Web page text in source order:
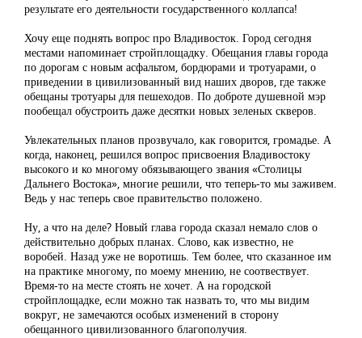
результате его деятельности государственного коллапса!
Хочу еще поднять вопрос про Владивосток. Город сегодня
местами напоминает стройплощадку. Обещания главы города
по дорогам с новым асфальтом, бордюрами и тротуарами, о
приведении в цивилизованный вид наших дворов, где также
обещаны тротуары для пешеходов. По доброте душевной мэр
пообещал обустроить даже десятки новых зеленых скверов.
Увлекательных планов прозвучало, как говорится, громадье. А
когда, наконец, решился вопрос присвоения Владивостоку
высокого и ко многому обязывающего звания «Столицы
Дальнего Востока», многие решили, что теперь-то мы заживем.
Ведь у нас теперь свое правительство положено.
Ну, а что на деле? Новый глава города сказал немало слов о
действительно добрых планах. Слово, как известно, не
воробей. Назад уже не воротишь. Тем более, что сказанное им
на практике многому, по моему мнению, не соотвествует.
Время-то на месте стоять не хочет. А на городской
стройплощадке, если можно так назвать то, что мы видим
вокруг, не замечаются особых изменений в сторону
обещанного цивилизованного благополучия.